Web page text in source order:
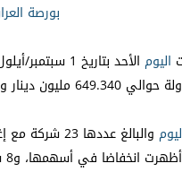
بورصة
اليوم
في أسهمها، و8 شركات ثابتة في أسعار أسهمها.